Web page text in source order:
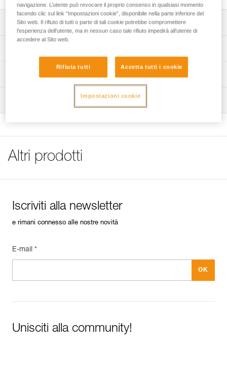
Descrizione
Compatibile con il crashpad CIRRO (K01AO).
Altri prodotti
Iscriviti alla newsletter
e rimani connesso alle nostre novità
E-mail *
Unisciti alla community!
navigazione. L’utente può revocare il proprio consenso in qualsiasi momento
facendo clic sul link “Impostazioni cookie”, disponibile nella parte inferiore del
Sito web. Il rifiuto di tutti o parte di tali cookie potrebbe compromettere
l’esperienza dell’utente, ma in nessun caso tale rifiuto impedirà all’utente di
accedere al Sito web.
Rifiuta tutti Accetta tutti i cookie
Impostazioni cookie